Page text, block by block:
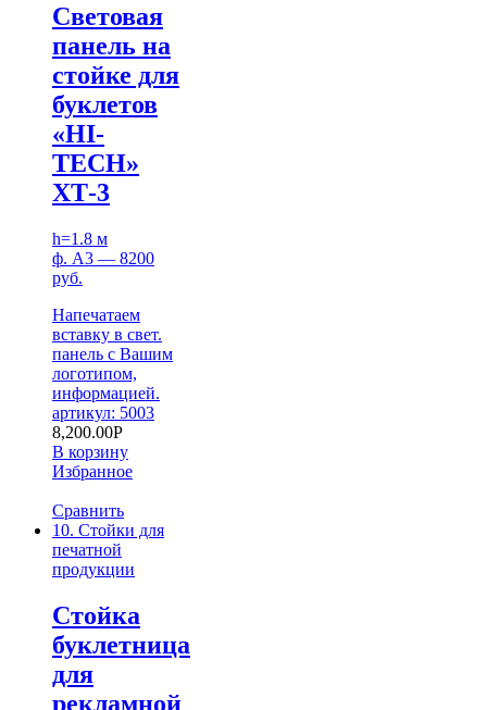
Световая
панель на
стойке для
буклетов
«HI-
TECH»
ХТ-3
h=1.8 м
ф. А3 — 8200
руб.
Напечатаем
вставку в свет.
панель с Вашим
логотипом,
информацией.
артикул: 5003
8,200.00Р
В корзину
Избранное
Сравнить
10. Стойки для
печатной
продукции
Стойка
буклетница
для
рекламной